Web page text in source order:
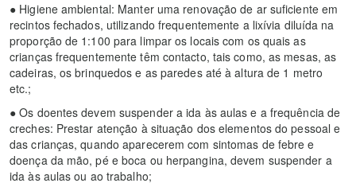
● Higiene ambiental: Manter uma renovação de ar suficiente em
recintos fechados, utilizando frequentemente a lixívia diluída na
proporção de 1:100 para limpar os locais com os quais as
crianças frequentemente têm contacto, tais como, as mesas, as
cadeiras, os brinquedos e as paredes até à altura de 1 metro
etc.;
● Os doentes devem suspender a ida às aulas e a frequência de
creches: Prestar atenção à situação dos elementos do pessoal e
das crianças, quando aparecerem com sintomas de febre e
doença da mão, pé e boca ou herpangina, devem suspender a
ida às aulas ou ao trabalho;